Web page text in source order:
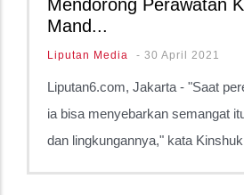
Mendorong Perawatan
Mand...
Liputan Media - 30 April 2021
Liputan6.com, Jakarta - "Saat
ia bisa menyebarkan semangat
dan lingkungannya," kata